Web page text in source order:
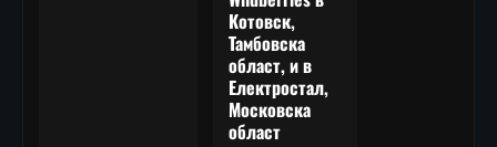
Котовск,
Тамбовска
област, и в
Електростал,
Московска
област